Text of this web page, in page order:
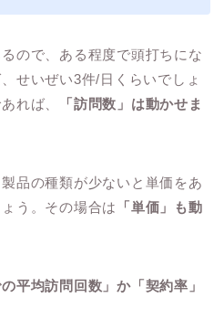
ので、ある程度で頭打ちにな
せいぜい3件/日くらいでしょ
れば、
「訪問数」は動かせま
品の種類が少ないと単価をあ
う。その場合は
「単価」も動
平均訪問回数」か「契約率」